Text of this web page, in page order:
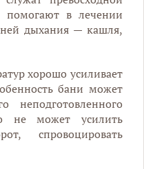
помогают в лечении
дыхания — кашля,
хорошо усиливает
бани может
неподготовленного
не может усилить
спровоцировать